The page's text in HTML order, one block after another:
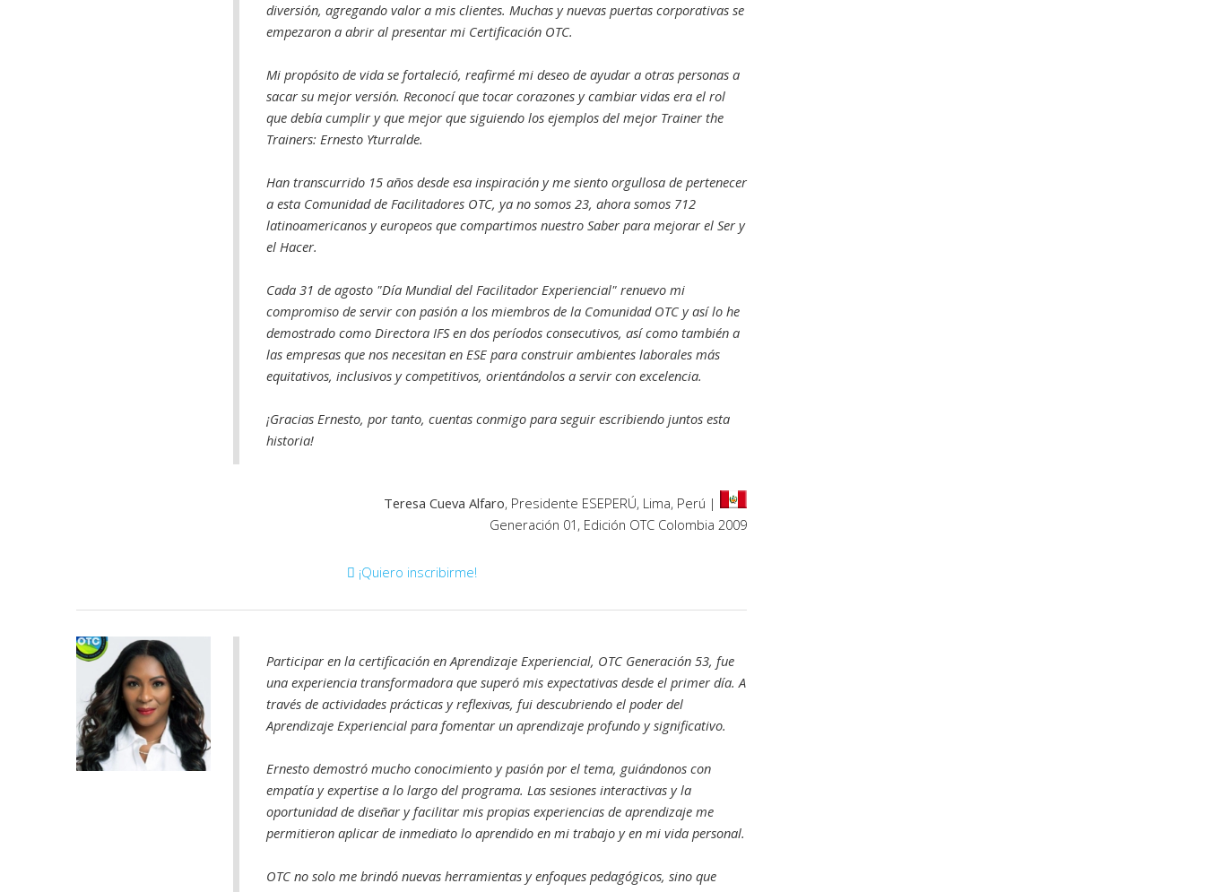
diversión, agregando valor a mis clientes. Muchas y nuevas puertas corporativas se
empezaron a abrir al presentar mi Certificación OTC.
Mi propósito de vida se fortaleció, reafirmé mi deseo de ayudar a otras personas a
sacar su mejor versión. Reconocí que tocar corazones y cambiar vidas era el rol
que debía cumplir y que mejor que siguiendo los ejemplos del mejor Trainer the
Trainers: Ernesto Yturralde.
Han transcurrido 15 años desde esa inspiración y me siento orgullosa de pertenecer
a esta Comunidad de Facilitadores OTC, ya no somos 23, ahora somos 712
latinoamericanos y europeos que compartimos nuestro Saber para mejorar el Ser y
el Hacer.
Cada 31 de agosto "Día Mundial del Facilitador Experiencial" renuevo mi
compromiso de servir con pasión a los miembros de la Comunidad OTC y así lo he
demostrado como Directora IFS en dos períodos consecutivos, así como también a
las empresas que nos necesitan en ESE para construir ambientes laborales más
equitativos, inclusivos y competitivos, orientándolos a servir con excelencia.
¡Gracias Ernesto, por tanto, cuentas conmigo para seguir escribiendo juntos esta
historia!
Teresa Cueva Alfaro, Presidente ESEPERÚ, Lima, Perú |
Generación 01, Edición OTC Colombia 2009
¡Quiero inscribirme!
Participar en la certificación en Aprendizaje Experiencial, OTC Generación 53, fue
una experiencia transformadora que superó mis expectativas desde el primer día. A
través de actividades prácticas y reflexivas, fui descubriendo el poder del
Aprendizaje Experiencial para fomentar un aprendizaje profundo y significativo.
Ernesto demostró mucho conocimiento y pasión por el tema, guiándonos con
empatía y expertise a lo largo del programa. Las sesiones interactivas y la
oportunidad de diseñar y facilitar mis propias experiencias de aprendizaje me
permitieron aplicar de inmediato lo aprendido en mi trabajo y en mi vida personal.
OTC no solo me brindó nuevas herramientas y enfoques pedagógicos, sino que